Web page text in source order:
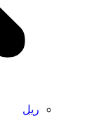
ریل